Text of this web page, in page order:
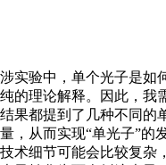
实验中，单个光子是
的理论解释。因此，
果都提到了几种不同
从而实现“单光子”的
术细节可能会比较复